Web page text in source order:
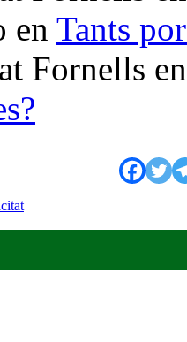
en Tants
Fornells